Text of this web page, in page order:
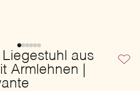
aus
Armlehnen |